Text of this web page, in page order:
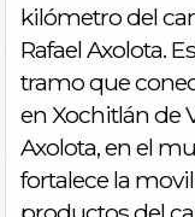
kilómetro del
Rafael Axolota.
tramo que
en Xochitlán de
Axolota, en el
fortalece la